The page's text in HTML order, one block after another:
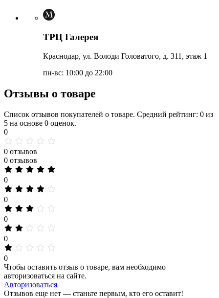
ТРЦ Галерея
Краснодар, ул. Володи Головатого, д. 311, этаж 1
пн-вс: 10:00 до 22:00
Отзывы о товаре
Список отзывов покупателей о товаре. Средний рейтинг: 0 из
5 на основе 0 оценок.
0
0 отзывов
0 отзывов
0
0
0
0
0
Чтобы оставить отзыв о товаре, вам необходимо
авторизоваться на сайте.
Авторизоваться
Отзывов еще нет — станьте первым, кто его оставит!